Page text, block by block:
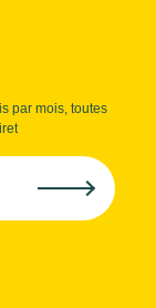
par mois, toutes